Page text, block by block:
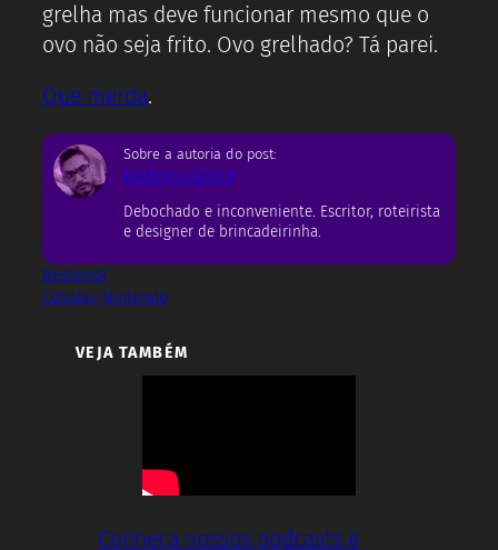
grelha mas deve funcionar mesmo que o
ovo não seja frito. Ovo grelhado? Tá parei.
Que merda.
Sobre a autoria do post:
Rodrigo Castro
Debochado e inconveniente. Escritor, roteirista
e designer de brincadeirinha.
Besteirol
Cosplay Nintendo
VEJA TAMBÉM
Conheça nossos podcasts e